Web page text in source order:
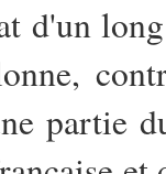
d'un
partie